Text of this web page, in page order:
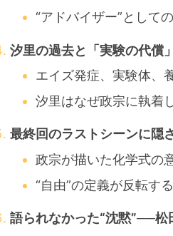
“アドバイザー”として
汐里の過去と「実験の代償
エイズ発症、実験体、
汐里はなぜ政宗に執着
最終回のラストシーンに隠
政宗が描いた化学式の
“自由”の定義が反転す
語られなかった“沈黙”──松